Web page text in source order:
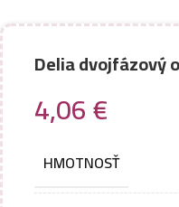
Delia dvojfázový
4,06€
HMOTNOSŤ